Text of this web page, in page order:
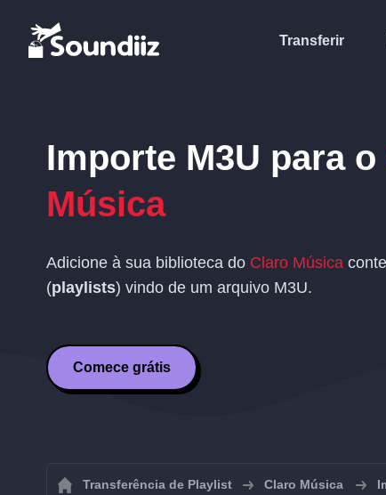
Transferir
Importe M3U para o
Música
Adicione à sua biblioteca do Claro Música
(playlists) vindo de um arquivo M3U.
Comece grátis
Transferência de Playlist Claro Música